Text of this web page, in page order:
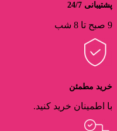
پشتیبانی 24/7
9 صبح تا 8 شب
خرید مطمئن
با اطمینان خرید کنید.